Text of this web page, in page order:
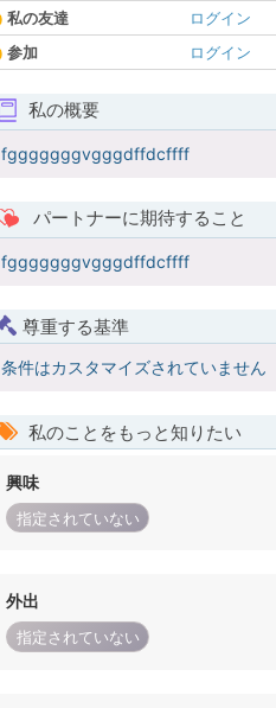
私の友達
ログイン
参加
ログイン
私の概要
fgggggggvgggdffdcffff
パートナーに期待すること
fgggggggvgggdffdcffff
尊重する基準
条件はカスタマイズされていません
私のことをもっと知りたい
興味
指定されていない
外出
指定されていない